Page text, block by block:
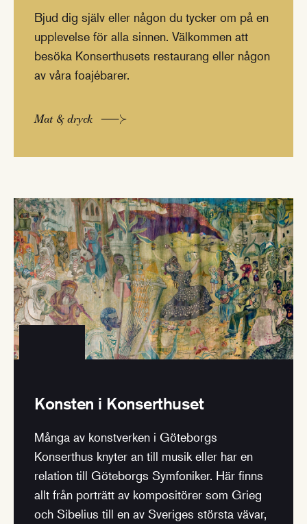
Bjud dig själv eller någon du tycker om på en
upplevelse för alla sinnen. Välkommen att
besöka Konserthusets restaurang eller någon
av våra foajébarer.
Mat & dryck
Konsten i Konserthuset
Många av konstverken i Göteborgs
Konserthus knyter an till musik eller har en
relation till Göteborgs Symfoniker. Här finns
allt från porträtt av kompositörer som Grieg
och Sibelius till en av Sveriges största vävar,